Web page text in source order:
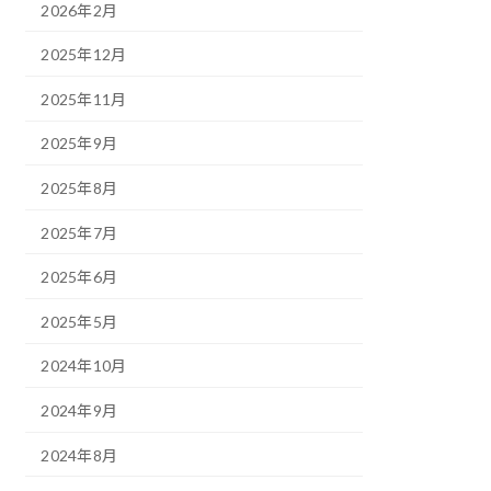
2026年2月
2025年12月
2025年11月
2025年9月
2025年8月
2025年7月
2025年6月
2025年5月
2024年10月
2024年9月
2024年8月